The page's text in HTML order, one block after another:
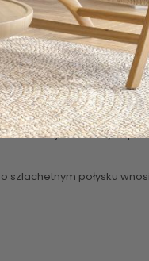
Tylko nóżki należy
tapicerską.
łatwy do
TEX
szkodliwych
szlachetnym połysku